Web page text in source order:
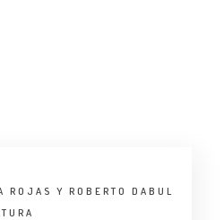
ROJAS Y ROBERTO DABUL